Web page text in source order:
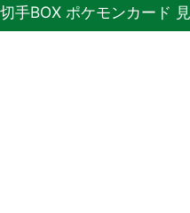
手BOX ポケモンカード